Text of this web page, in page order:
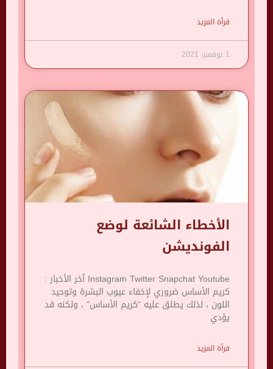
قرأة المزيد
1 نوفمبر، 2021
الأخطاء الشائعة لوضع
الفونديشن
Instagram Twitter Snapchat Youtube آخر الأخبار :
كريم الأساس ضروري لإخفاء عيوب البشرة وتوحيد
اللون ، لذلك يطلق عليه “كريم الأساس” ، ولكنه قد
يؤدي
قرأة المزيد